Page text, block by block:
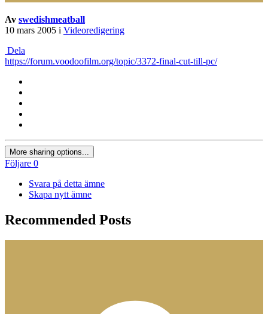
Av swedishmeatball
10 mars 2005 i Videoredigering
Dela
https://forum.voodoofilm.org/topic/3372-final-cut-till-pc/
More sharing options...
Följare 0
Svara på detta ämne
Skapa nytt ämne
Recommended Posts